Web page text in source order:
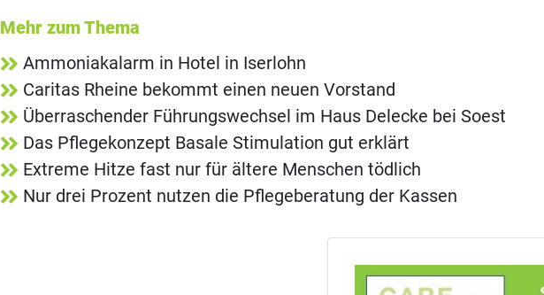
Mehr zum Thema
Ammoniakalarm in Hotel in Iserlohn
Caritas Rheine bekommt einen neuen Vorstand
Überraschender Führungswechsel im Haus Delecke bei Soest
Das Pflegekonzept Basale Stimulation gut erklärt
Extreme Hitze fast nur für ältere Menschen tödlich
Nur drei Prozent nutzen die Pflegeberatung der Kassen